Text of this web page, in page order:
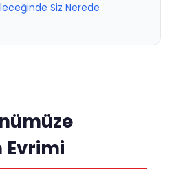
Siz Nerede
Evrimi